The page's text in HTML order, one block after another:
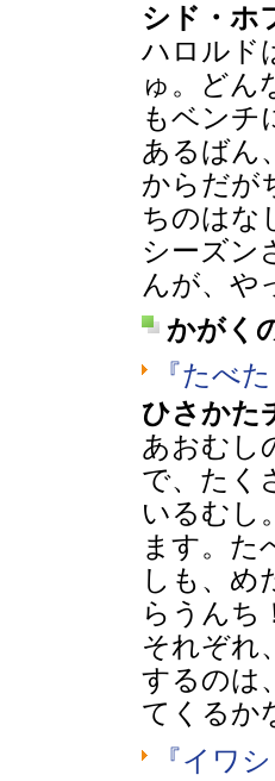
シド・
ハロルド
ゅ。どん
もベンチ
あるばん
からだが
ちのはな
シーズン
んが、や
かがく
『たべ
ひさかた
あおむし
で、たく
いるむし
ます。た
しも、め
らうんち
それぞれ
するのは
てくるか
『イワ